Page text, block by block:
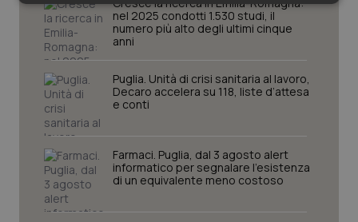
nel 2025 condotti 1.530 studi, il
numero più alto degli ultimi cinque
anni
Puglia. Unità di crisi sanitaria al lavoro,
Decaro accelera su 118, liste d’attesa
e conti
Farmaci. Puglia, dal 3 agosto alert
informatico per segnalare l’esistenza
di un equivalente meno costoso
Necessari Statistici Marketing
Necessari
sito web abilitandone funzionalità di base quali la
navigazione sulle pagine e l'accesso alle aree
protette del sito. Il sito web non è in grado di